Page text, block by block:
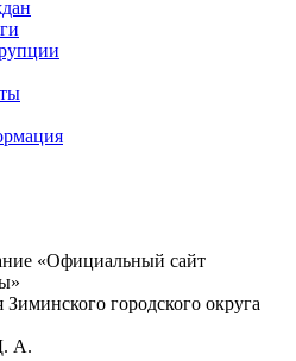
«Официальный сайт
городского округа
А.